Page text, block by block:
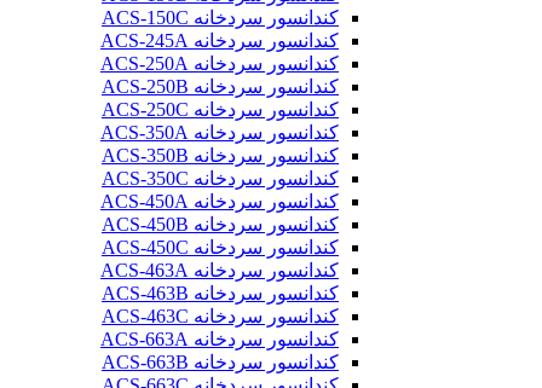
کندانسور سردخانه ACS-150C
کندانسور سردخانه ACS-245A
کندانسور سردخانه ACS-250A
کندانسور سردخانه ACS-250B
کندانسور سردخانه ACS-250C
کندانسور سردخانه ACS-350A
کندانسور سردخانه ACS-350B
کندانسور سردخانه ACS-350C
کندانسور سردخانه ACS-450A
کندانسور سردخانه ACS-450B
کندانسور سردخانه ACS-450C
کندانسور سردخانه ACS-463A
کندانسور سردخانه ACS-463B
کندانسور سردخانه ACS-463C
کندانسور سردخانه ACS-663A
کندانسور سردخانه ACS-663B